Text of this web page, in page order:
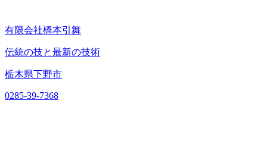
有限会社橋本引舞
伝統の技と最新の技術
栃木県下野市
0285-39-7368